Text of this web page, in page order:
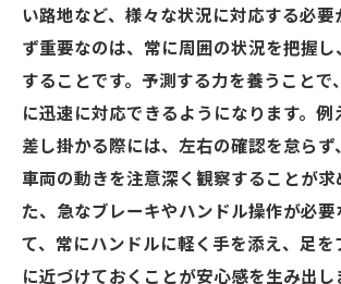
い路地など、様々な状況に対応する必要
ず重要なのは、常に周囲の状況を把握
することです。予測する力を養うことで
に迅速に対応できるようになります。例
差し掛かる際には、左右の確認を怠らず
車両の動きを注意深く観察することが求
た、急なブレーキやハンドル操作が必要
て、常にハンドルに軽く手を添え、足を
に近づけておくことが安心感を生み出し